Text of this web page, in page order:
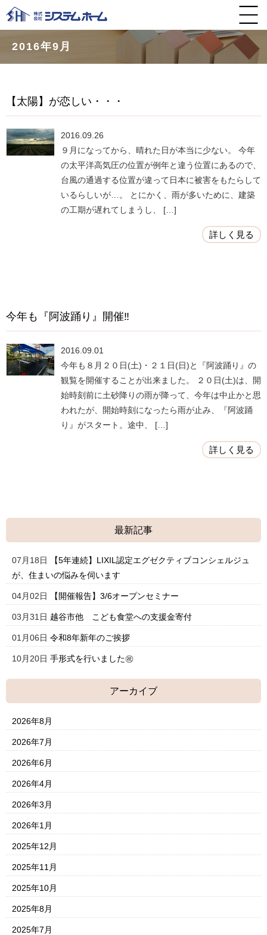
2016年9月
【太陽】が恋しい・・・
2016.09.26
９月になってから、晴れた日が本当に少ない。 今年
の太平洋高気圧の位置が例年と違う位置にあるので、
台風の通過する位置が違って日本に被害をもたらして
いるらしいが…。 とにかく、雨が多いために、建築
の工期が遅れてしまうし、 […]
詳しく見る
今年も『阿波踊り』開催‼
2016.09.01
今年も８月２０日(土)・２１日(日)と『阿波踊り』の
観覧を開催することが出来ました。 ２０日(土)は、開
始時刻前に土砂降りの雨が降って、今年は中止かと思
われたが、開始時刻になったら雨が止み、『阿波踊
り』がスタート。途中、 […]
詳しく見る
最新記事
07月18日
【5年連続】LIXIL認定エグゼクティブコンシェルジュ
が、住まいの悩みを伺います
04月02日 【開催報告】3/6オープンセミナー
03月31日 越谷市他 こども食堂への支援金寄付
01月06日 令和8年新年のご挨拶
10月20日 手形式を行いました㊗
アーカイブ
2026年8月
2026年7月
2026年6月
2026年4月
2026年3月
2026年1月
2025年12月
2025年11月
2025年10月
2025年8月
2025年7月